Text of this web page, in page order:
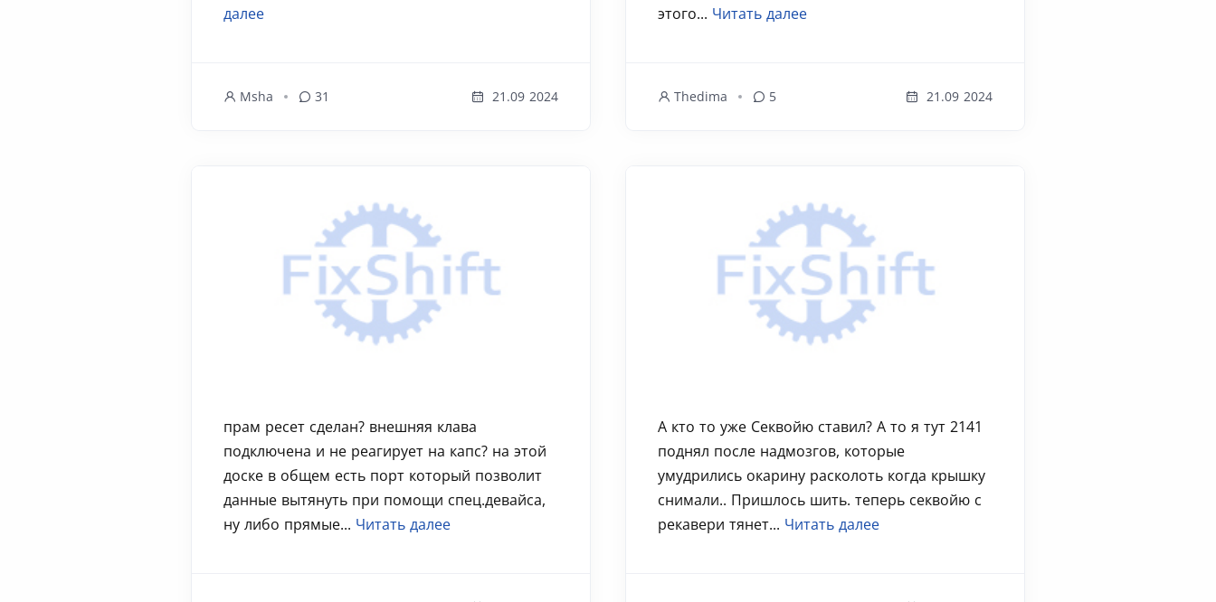
далее
Msha 31 21.09 2024
этого... Читать далее
Thedima 5 21.09 2024
прам ресет сделан? внешняя клава
подключена и не реагирует на капс? на этой
доске в общем есть порт который позволит
данные вытянуть при помощи спец.девайса,
ну либо прямые... Читать далее
А кто то уже Секвойю ставил? А то я тут 2141
поднял после надмозгов, которые
умудрились окарину расколоть когда крышку
снимали.. Пришлось шить. теперь секвойю с
рекавери тянет... Читать далее